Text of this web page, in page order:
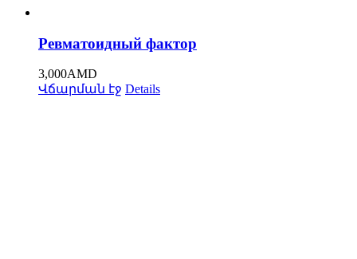
Ревматоидный фактор
3,000AMD
Վճարման էջ Details